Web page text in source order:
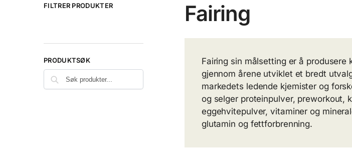
Fairing
Fairing sin målsetting er å
gjennom årene utviklet et bredt
markedets ledende kjemister og
og selger proteinpulver, preworkout,
eggehvitepulver, vitaminer og
glutamin og fettforbrenning.
FILTRER PRODUKTER
PRODUKTSØK